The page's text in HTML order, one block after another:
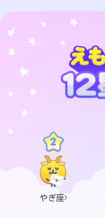
やぎ座